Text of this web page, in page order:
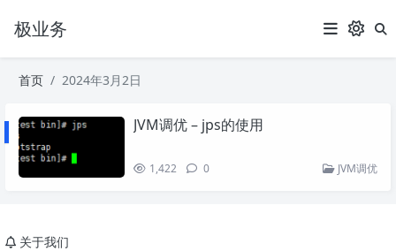
极业务
首页 2024年3月2日
JVM调优 – jps的使用
1,422 0 JVM调优
关于我们